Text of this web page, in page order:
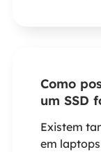
Como
um SSD
Existem
em